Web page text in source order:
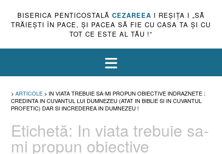
BISERICA PENTICOSTALĂ CEZAREEA I REŞIŢA I „SĂ
TRĂIEŞTI ÎN PACE, ŞI PACEA SĂ FIE CU CASA TA ŞI CU
TOT CE ESTE AL TĂU !”
> ARTICOLE > IN VIATA TREBUIE SA-MI PROPUN OBIECTIVE INDRAZNETE :
CREDINTA IN CUVANTUL LUI DUMNEZEU (ATAT IN BIBLIE SI IN CUVANTUL
PROFETIC) DAR SI INCREDEREA IN DUMNEZEU !
Etichetă: In viata trebuie sa-
mi propun obiective